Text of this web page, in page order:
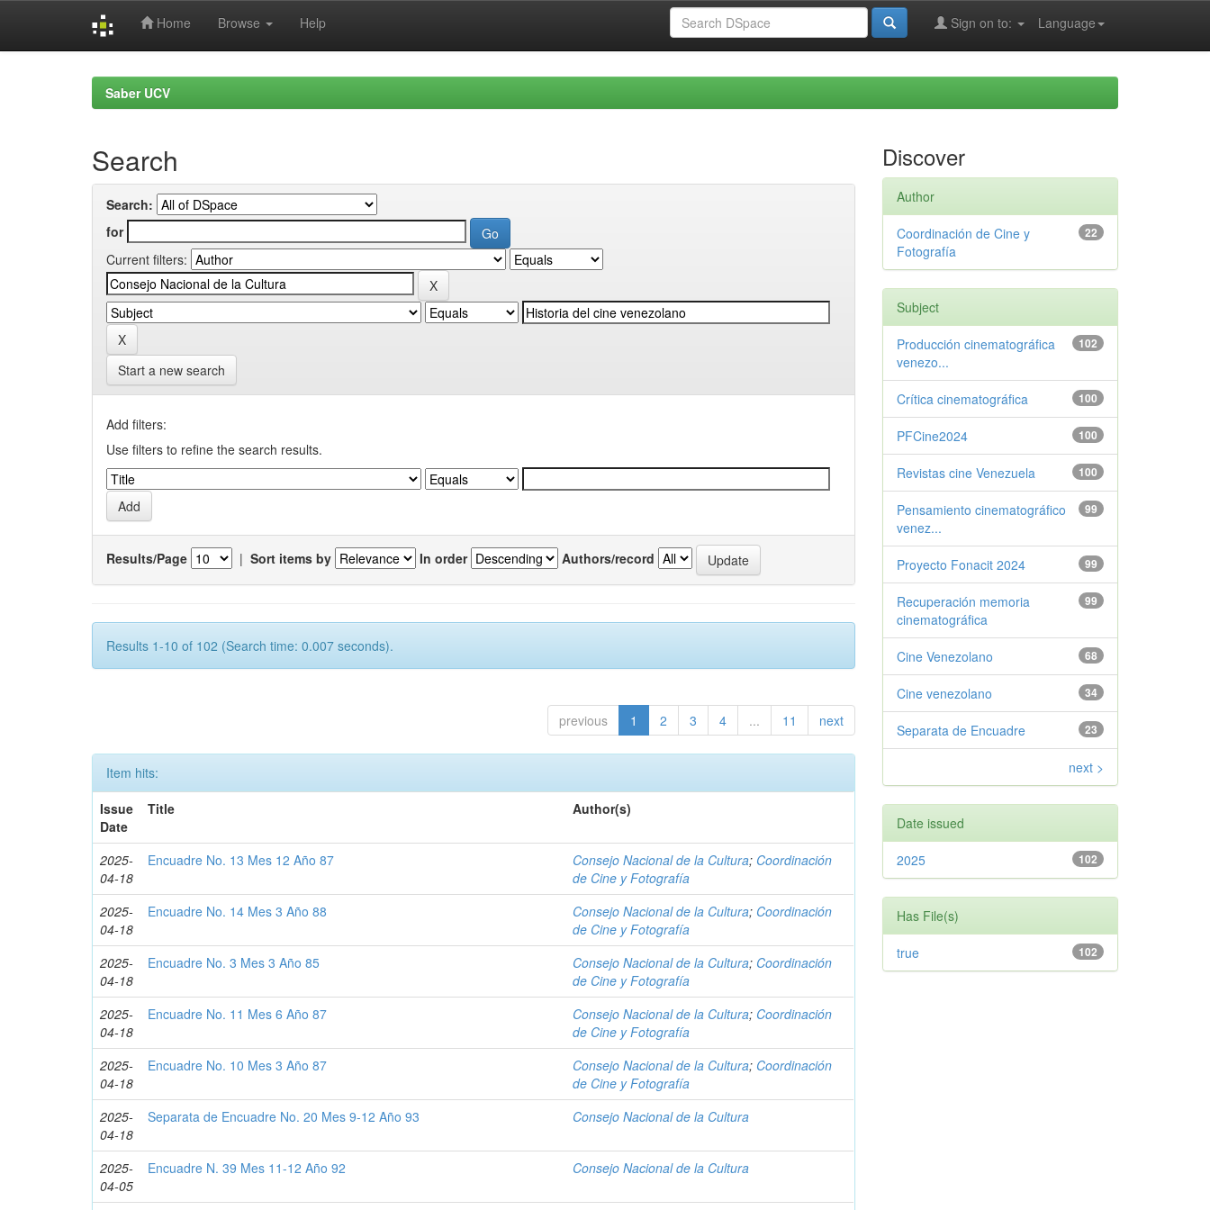
Home Browse Help Language
Sign on to:
Saber UCV
Search
Search:
for
Current filters:
Start a new search
Add filters:
Use filters to refine the search results.
Results/Page | Sort items by In order Authors/record
Results 1-10 of 102 (Search time: 0.007 seconds).
previous 1 2 3 4 ... 11 next
Item hits:
Issue
Date
Title Author(s)
2025-
04-18
Encuadre No. 13 Mes 12 Año 87 Consejo Nacional de la Cultura; Coordinación
de Cine y Fotografía
2025-
04-18
Encuadre No. 14 Mes 3 Año 88 Consejo Nacional de la Cultura; Coordinación
de Cine y Fotografía
2025-
04-18
Encuadre No. 3 Mes 3 Año 85 Consejo Nacional de la Cultura; Coordinación
de Cine y Fotografía
2025-
04-18
Encuadre No. 11 Mes 6 Año 87 Consejo Nacional de la Cultura; Coordinación
de Cine y Fotografía
2025-
04-18
Encuadre No. 10 Mes 3 Año 87 Consejo Nacional de la Cultura; Coordinación
de Cine y Fotografía
2025-
04-18
Separata de Encuadre No. 20 Mes 9-12 Año 93 Consejo Nacional de la Cultura
2025-
04-05
Encuadre N. 39 Mes 11-12 Año 92 Consejo Nacional de la Cultura
Discover
Author
22
Coordinación de Cine y
Fotografía
Subject
102
Producción cinematográfica
venezo...
100
Crítica cinematográfica
100
PFCine2024
100
Revistas cine Venezuela
99
Pensamiento cinematográfico
venez...
99
Proyecto Fonacit 2024
99
Recuperación memoria
cinematográfica
68
Cine Venezolano
34
Cine venezolano
23
Separata de Encuadre
next >
Date issued
102
2025
Has File(s)
102
true